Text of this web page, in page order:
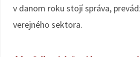
v danom roku stojí správa,
verejného sektora.